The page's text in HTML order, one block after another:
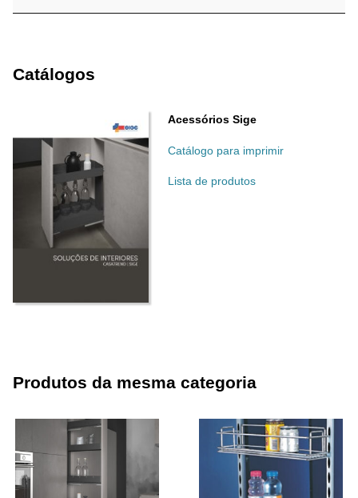
Catálogos
Acessórios Sige
Catálogo para imprimir
Lista de produtos
Produtos da mesma categoria